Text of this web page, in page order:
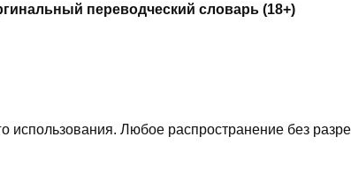
переводческий словарь (18+)
использования. Любое распространение без